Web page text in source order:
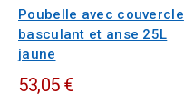
Poubelle avec couvercle
basculant et anse 25L
jaune
53,05 €